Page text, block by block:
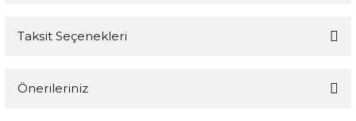
Taksit Seçenekleri
Önerileriniz